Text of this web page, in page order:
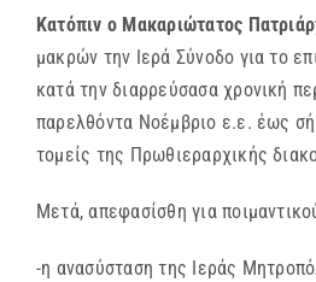
Κατόπιν ο Μακαριώτατος
μακρών την Ιερά Σύνοδο για το
κατά την διαρρεύσασα χρονική
παρελθόντα Νοέμβριο ε.ε. έως
τομείς της Πρωθιεραρχικής
Μετά, απεφασίσθη για
-η ανασύσταση της Ιεράς